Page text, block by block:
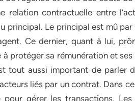
relation contractuelle entre
principal. Le principal est mû
Ce dernier, quant à lui,
protéger sa rémunération et
tout aussi important de parler
liés par un contrat. Dans
gérer les transactions.